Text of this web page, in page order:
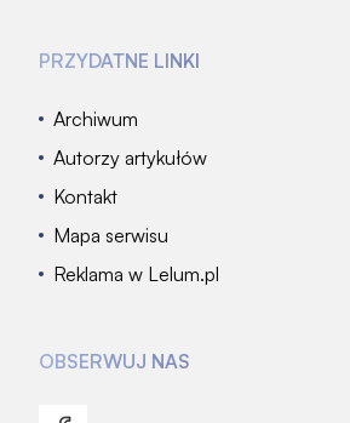
PRZYDATNE LINKI
Archiwum
Autorzy artykułów
Kontakt
Mapa serwisu
Reklama w Lelum.pl
OBSERWUJ NAS